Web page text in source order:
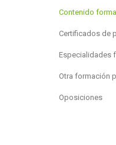
Contenido
Certificados de
Especialidades
Otra formación
Oposiciones